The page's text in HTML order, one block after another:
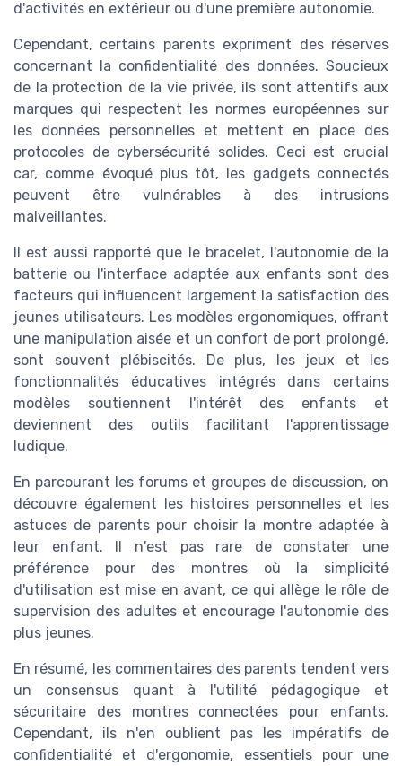
d'activités en extérieur ou d'une première autonomie.
Cependant, certains parents expriment des réserves
concernant la confidentialité des données. Soucieux
de la protection de la vie privée, ils sont attentifs aux
marques qui respectent les normes européennes sur
les données personnelles et mettent en place des
protocoles de cybersécurité solides. Ceci est crucial
car, comme évoqué plus tôt, les gadgets connectés
peuvent être vulnérables à des intrusions
malveillantes.
Il est aussi rapporté que le bracelet, l'autonomie de la
batterie ou l'interface adaptée aux enfants sont des
facteurs qui influencent largement la satisfaction des
jeunes utilisateurs. Les modèles ergonomiques, offrant
une manipulation aisée et un confort de port prolongé,
sont souvent plébiscités. De plus, les jeux et les
fonctionnalités éducatives intégrés dans certains
modèles soutiennent l'intérêt des enfants et
deviennent des outils facilitant l'apprentissage
ludique.
En parcourant les forums et groupes de discussion, on
découvre également les histoires personnelles et les
astuces de parents pour choisir la montre adaptée à
leur enfant. Il n'est pas rare de constater une
préférence pour des montres où la simplicité
d'utilisation est mise en avant, ce qui allège le rôle de
supervision des adultes et encourage l'autonomie des
plus jeunes.
En résumé, les commentaires des parents tendent vers
un consensus quant à l'utilité pédagogique et
sécuritaire des montres connectées pour enfants.
Cependant, ils n'en oublient pas les impératifs de
confidentialité et d'ergonomie, essentiels pour une